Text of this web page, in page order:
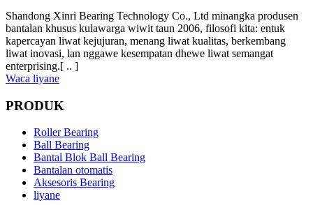
Shandong Xinri Bearing Technology Co., Ltd minangka produsen
bantalan khusus kulawarga wiwit taun 2006, filosofi kita: entuk
kapercayan liwat kejujuran, menang liwat kualitas, berkembang
liwat inovasi, lan nggawe kesempatan dhewe liwat semangat
enterprising.[ .. ]
Waca liyane
PRODUK
Roller Bearing
Ball Bearing
Bantal Blok Ball Bearing
Bantalan otomatis
Aksesoris Bearing
liyane